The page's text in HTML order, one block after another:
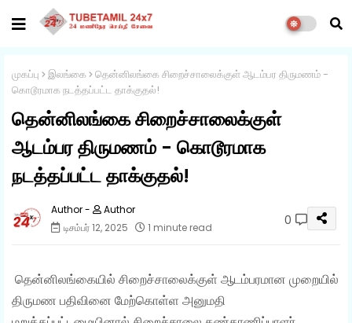
முகப்பு இலங்கை
தென்னிலங்கை சிறைச்சாலைக்குள் ஆடம்பர திருமணம் -
கொடூரமாக நடத்தப்பட்ட தாக்குதல்!
தென்னிலங்கை சிறைச்சாலைக்குள்
ஆடம்பர திருமணம் - கொடூரமாக
நடத்தப்பட்ட தாக்குதல்!
Author
டிசம்பர் 12, 2025
1 minute read 0
தென்னிலங்கையில் சிறைச்சாலைக்குள் ஆடம்பரமான முறையில்
திருமண பதிவினை மேற்கொள்ள அனுமதி